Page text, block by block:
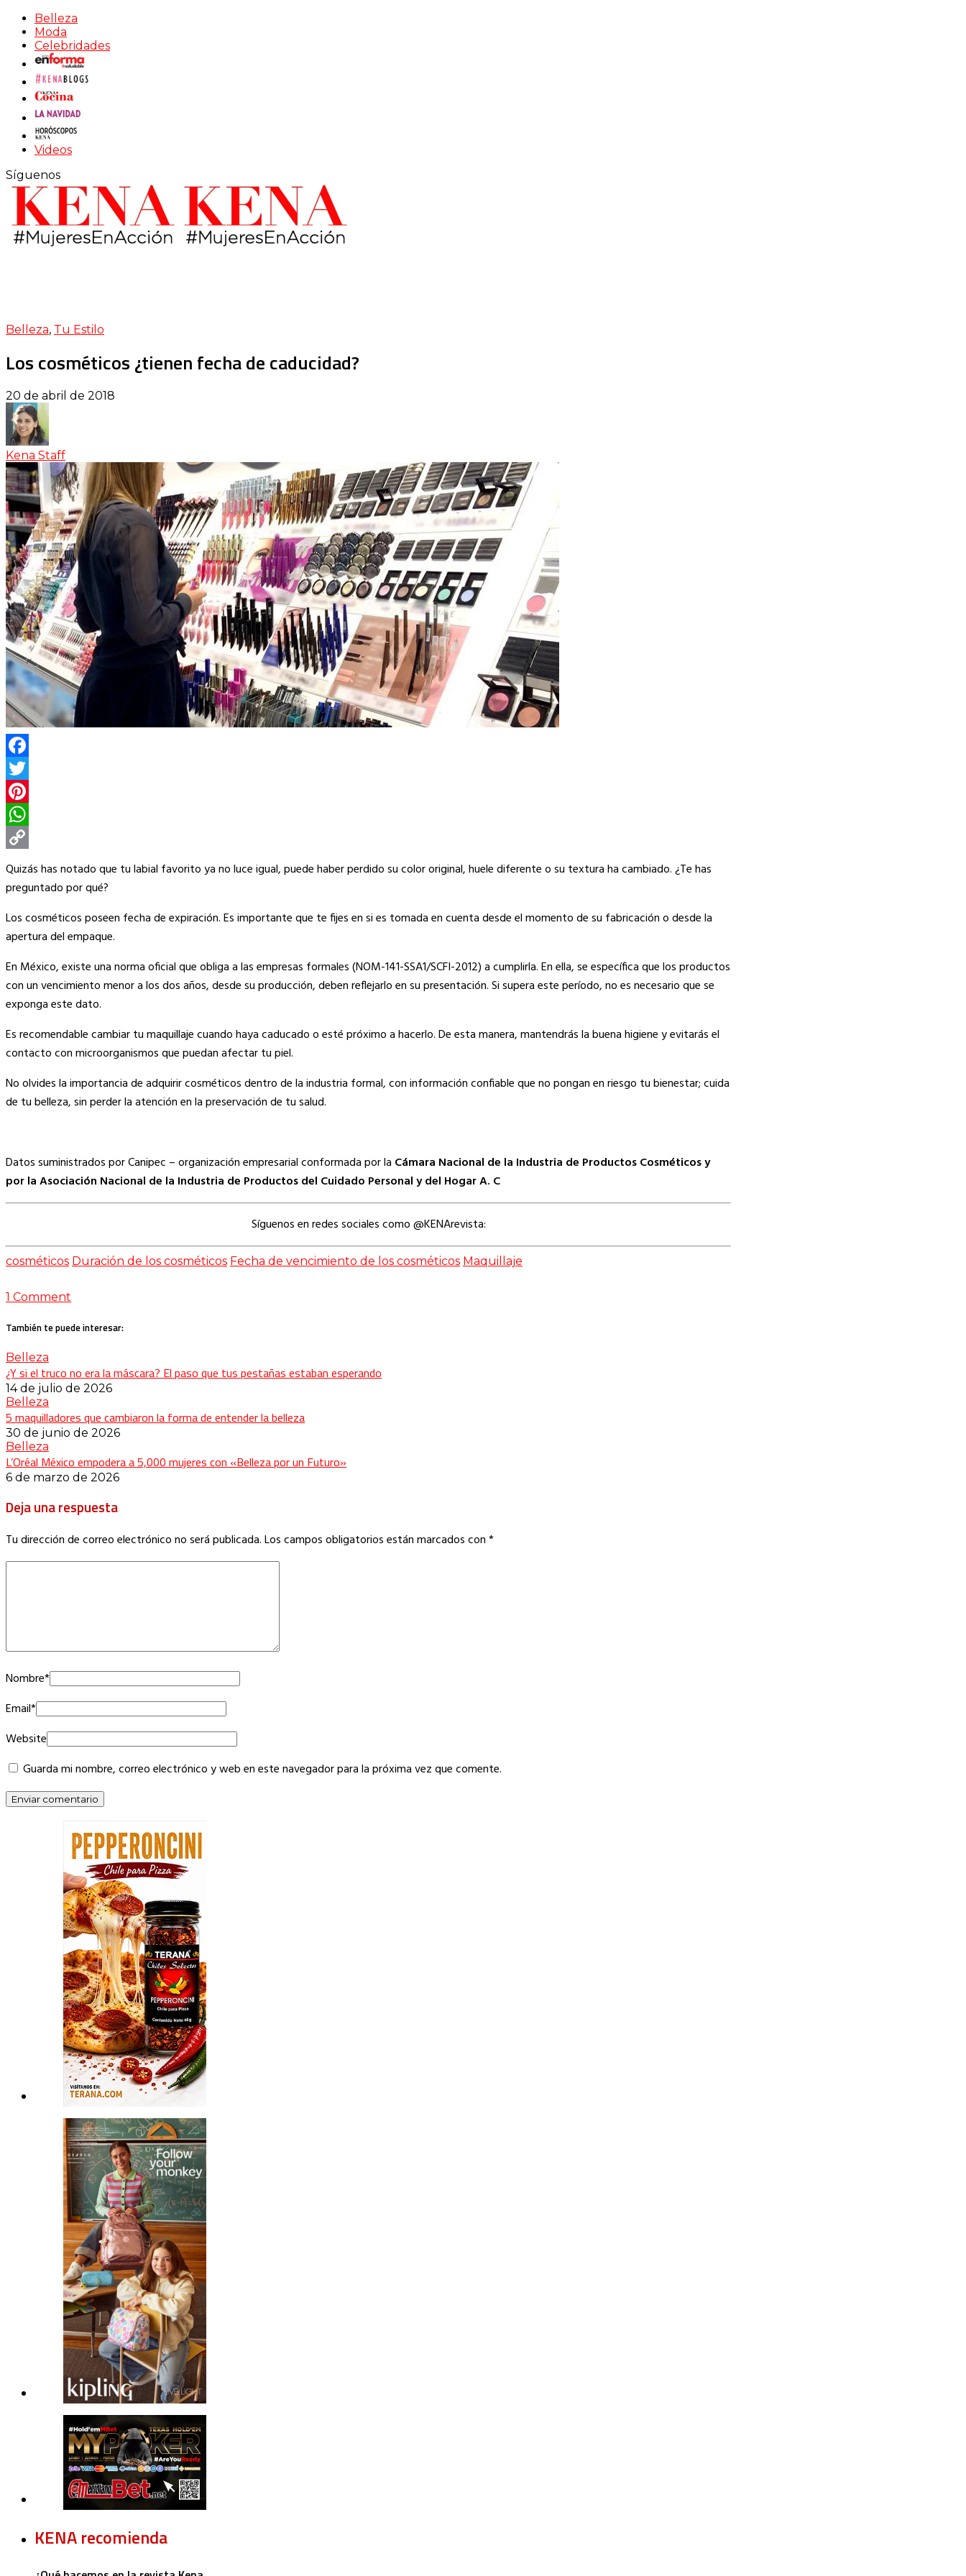
Belleza
Moda
Celebridades
Videos
Síguenos
Belleza, Tu Estilo
Los cosméticos ¿tienen fecha de caducidad?
20 de abril de 2018
Kena Staff
Facebook
Twitter
Pinterest
WhatsApp
Copy
Link
Quizás has notado que tu labial favorito ya no luce igual, puede haber perdido su color original, huele diferente o su textura ha cambiado. ¿Te has
preguntado por qué?
Los cosméticos poseen fecha de expiración. Es importante que te fijes en si es tomada en cuenta desde el momento de su fabricación o desde la
apertura del empaque.
En México, existe una norma oficial que obliga a las empresas formales (NOM-141-SSA1/SCFI-2012) a cumplirla. En ella, se específica que los productos
con un vencimiento menor a los dos años, desde su producción, deben reflejarlo en su presentación. Si supera este período, no es necesario que se
exponga este dato.
Es recomendable cambiar tu maquillaje cuando haya caducado o esté próximo a hacerlo. De esta manera, mantendrás la buena higiene y evitarás el
contacto con microorganismos que puedan afectar tu piel.
No olvides la importancia de adquirir cosméticos dentro de la industria formal, con información confiable que no pongan en riesgo tu bienestar; cuida
de tu belleza, sin perder la atención en la preservación de tu salud.
Datos suministrados por Canipec – organización empresarial conformada por la Cámara Nacional de la Industria de Productos Cosméticos y
por la Asociación Nacional de la Industria de Productos del Cuidado Personal y del Hogar A. C
Síguenos en redes sociales como @KENArevista:
cosméticos Duración de los cosméticos Fecha de vencimiento de los cosméticos Maquillaje
1 Comment
También te puede interesar:
Belleza
¿Y si el truco no era la máscara? El paso que tus pestañas estaban esperando
14 de julio de 2026
Belleza
5 maquilladores que cambiaron la forma de entender la belleza
30 de junio de 2026
Belleza
L’Oréal México empodera a 5,000 mujeres con «Belleza por un Futuro»
6 de marzo de 2026
Deja una respuesta
Tu dirección de correo electrónico no será publicada.Los campos obligatorios están marcados con*
Nombre*
Email*
Website
Guarda mi nombre, correo electrónico y web en este navegador para la próxima vez que comente.
KENA recomienda